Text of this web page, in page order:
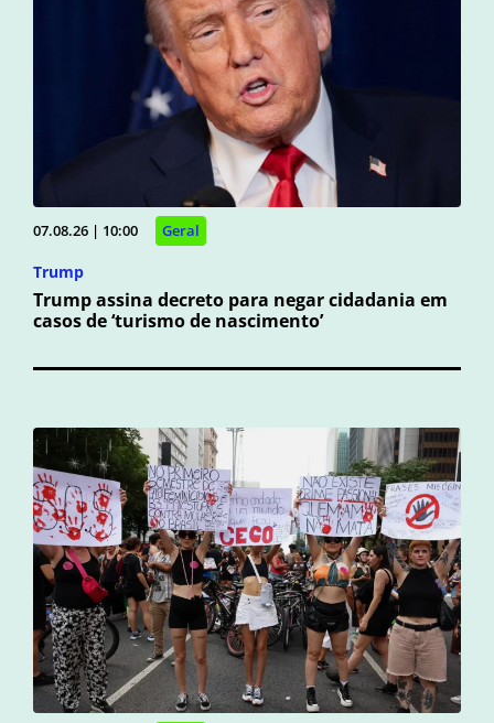
07.08.26 | 10:00 Geral
Trump
Trump assina decreto para negar cidadania em
casos de ‘turismo de nascimento’